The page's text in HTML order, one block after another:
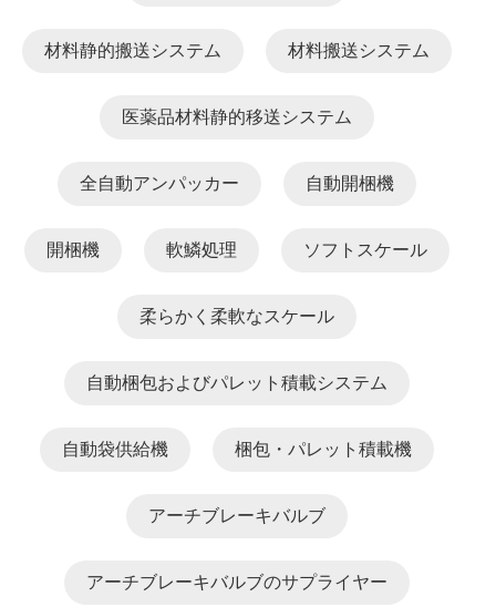
材料静的搬送システム 材料搬送システム
医薬品材料静的移送システム
全自動アンパッカー 自動開梱機
開梱機 軟鱗処理 ソフトスケール
柔らかく柔軟なスケール
自動梱包およびパレット積載システム
自動袋供給機 梱包・パレット積載機
アーチブレ​​ーキバルブ
アーチブレ​​ーキバルブのサプライヤー